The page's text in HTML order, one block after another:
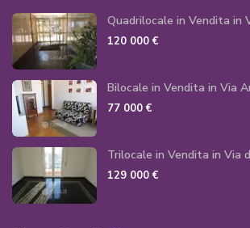
Quadrilocale in Vendita in
120 000 €
Bilocale in Vendita in Via
77 000 €
Trilocale in Vendita in Via
129 000 €